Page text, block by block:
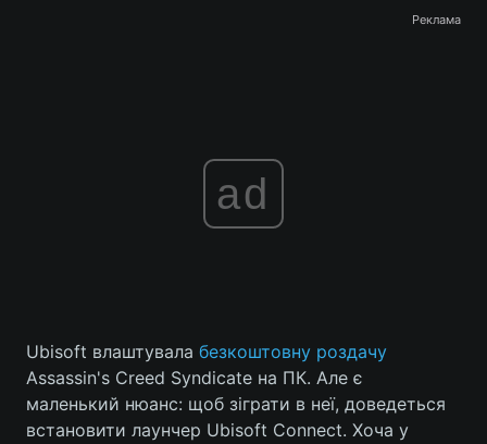
Реклама
ad
Ubisoft влаштувала безкоштовну роздачу
Assassin's Creed Syndicate на ПК. Але є
маленький нюанс: щоб зіграти в неї, доведеться
встановити лаунчер Ubisoft Connect. Хоча у